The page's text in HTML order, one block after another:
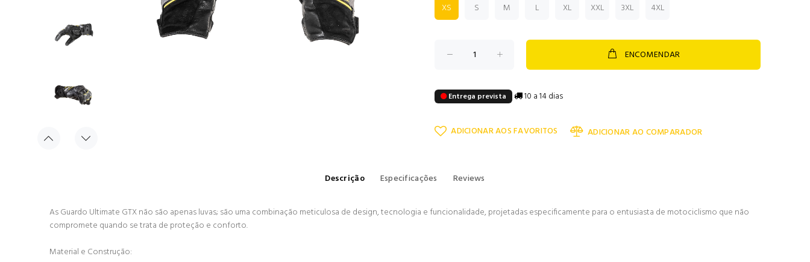
XS
S M L XL XXL 3XL 4XL
ENCOMENDAR
Entrega prevista 10 a 14 dias
ADICIONAR AOS FAVORITOS ADICIONAR AO COMPARADOR
Descrição Especificações Reviews
As Guardo Ultimate GTX não são apenas luvas; são uma combinação meticulosa de design, tecnologia e funcionalidade, projetadas especificamente para o entusiasta de motociclismo que não
compromete quando se trata de proteção e conforto.
Material e Construção: